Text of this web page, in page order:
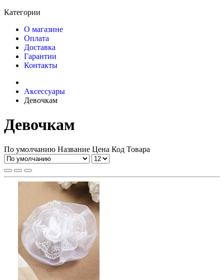
Категории
О магазине
Оплата
Доставка
Гарантии
Контакты
Аксессуары
Девочкам
Девочкам
По умолчанию Название Цена Код Товара